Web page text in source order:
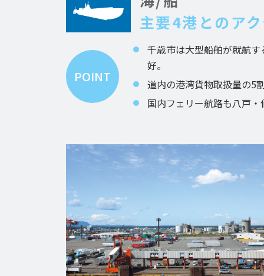
主要4港とのア
POINT
千歳市は大型船舶が就航
好。
道内の港湾貨物取扱量の5
国内フェリー航路も八戸